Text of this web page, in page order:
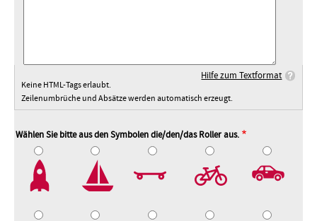
Hilfe zum Textformat
Keine HTML-Tags erlaubt.
Zeilenumbrüche und Absätze werden automatisch erzeugt.
Wählen Sie bitte aus den Symbolen die/den/das Roller aus.